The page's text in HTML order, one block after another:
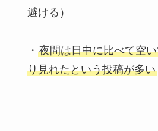
避ける）
・ 夜間は日中に比べて空
り見れたという投稿が多い